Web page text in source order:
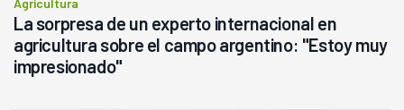
Agricultura
La sorpresa de un experto internacional en
agricultura sobre el campo argentino: "Estoy muy
impresionado"